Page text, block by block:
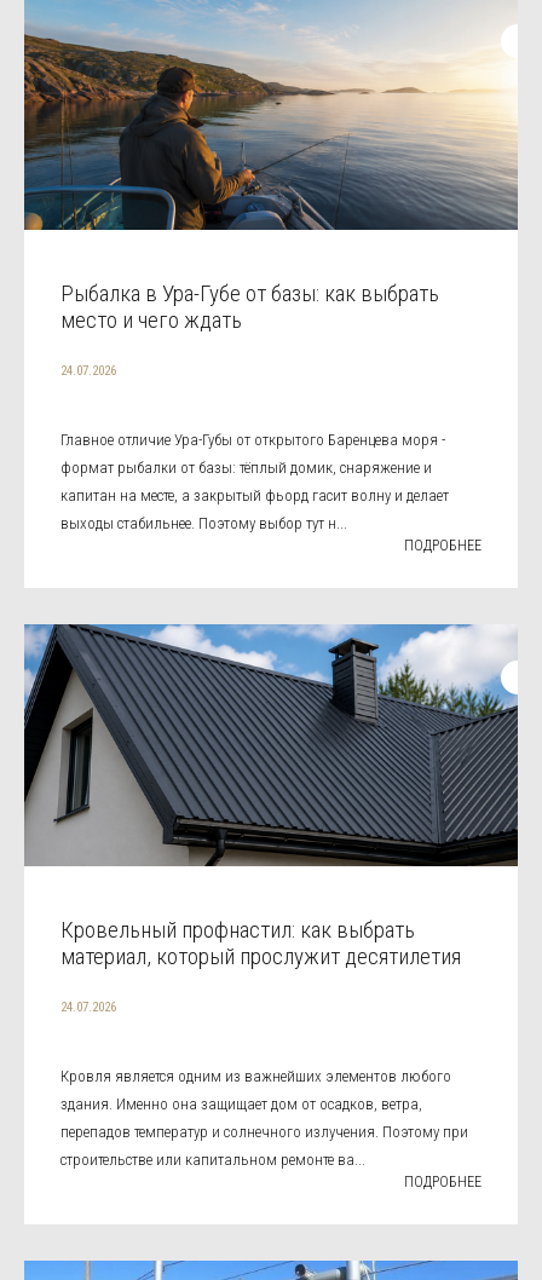
Рыбалка в Ура-Губе от базы: как выбрать
место и чего ждать
24.07.2026
Главное отличие Ура-Губы от открытого Баренцева моря -
формат рыбалки от базы: тёплый домик, снаряжение и
капитан на месте, а закрытый фьорд гасит волну и делает
выходы стабильнее. Поэтому выбор тут н...
ПОДРОБНЕЕ
Кровельный профнастил: как выбрать
материал, который прослужит десятилетия
24.07.2026
Кровля является одним из важнейших элементов любого
здания. Именно она защищает дом от осадков, ветра,
перепадов температур и солнечного излучения. Поэтому при
строительстве или капитальном ремонте ва...
ПОДРОБНЕЕ